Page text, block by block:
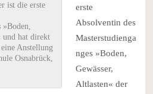
ist die erste
»Boden,
und hat direkt
Anstellung
Osnabrück,
erste
Absolventin des
Masterstudienga
nges »Boden,
Gewässer,
Altlasten« der